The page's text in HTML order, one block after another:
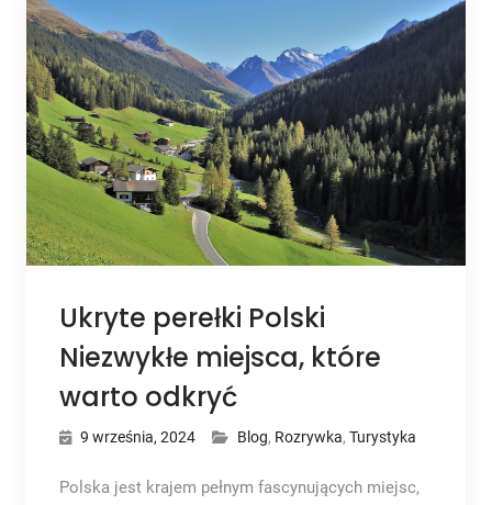
Ukryte perełki Polski
Niezwykłe miejsca, które
warto odkryć
9 września, 2024 Blog, Rozrywka, Turystyka
Polska jest krajem pełnym fascynujących miejsc,